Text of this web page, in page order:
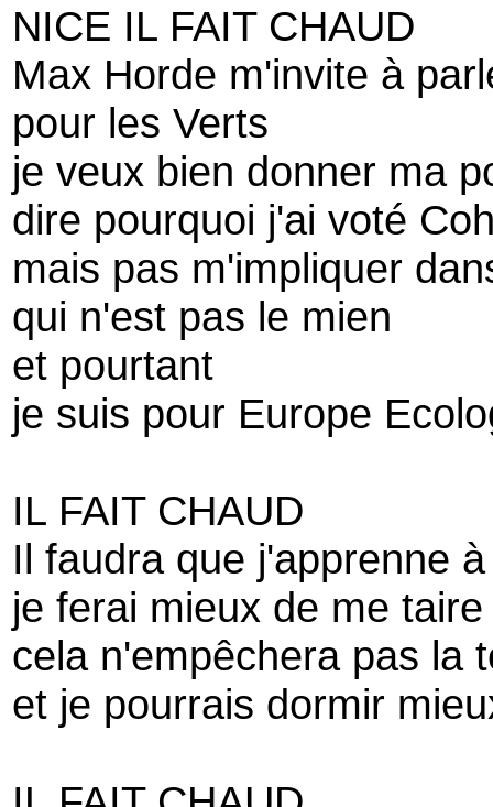
NICE IL FAIT CHAUD
Max Horde m'invite à
pour les Verts
je veux bien donner ma
dire pourquoi j'ai voté
mais pas m'impliquer
qui n'est pas le mien
et pourtant
je suis pour Europe
IL FAIT CHAUD
Il faudra que j'apprenne
je ferai mieux de me taire
cela n'empêchera pas la
et je pourrais dormir